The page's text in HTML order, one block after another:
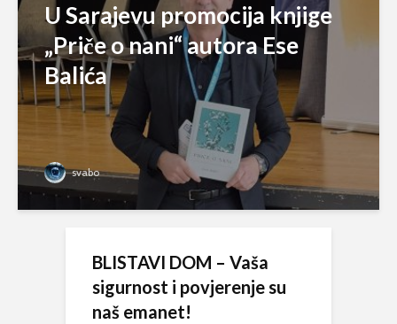
U Sarajevu promocija knjige
„Priče o nani“ autora Ese
Balića
svabo
BLISTAVI DOM – Vaša
sigurnost i povjerenje su
naš emanet!